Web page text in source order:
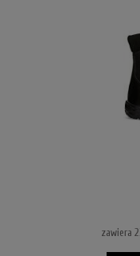
zawiera